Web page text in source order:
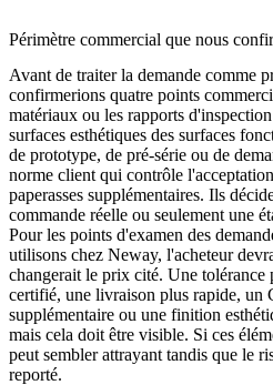
Périmètre commercial que nous
Avant de traiter la demande comme
confirmerions quatre points
matériaux ou les rapports
surfaces esthétiques des surfaces
de prototype, de pré-série ou de
norme client qui contrôle
paperasses supplémentaires. Ils
commande réelle ou seulement une
Pour les points d'examen des
utilisons chez Neway, l'acheteur
changerait le prix cité. Une tolérance
certifié, une livraison plus rapide, un
supplémentaire ou une finition
mais cela doit être visible. Si ces
peut sembler attrayant tandis que le
reporté.